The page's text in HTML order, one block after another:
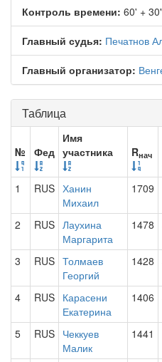
Контроль времени: 60' +
Главный судья: Печатнов
Главный организатор:
Таблица
№ Фед
Имя
участника
Rнач
1
RUS Ханин
Михаил
1709
2 RUS Лаухина
Маргарита
1478
3 RUS Толмаев
Георгий
1428
4 RUS Карасени
Екатерина
1406
5 RUS Чеккуев
Малик
1441